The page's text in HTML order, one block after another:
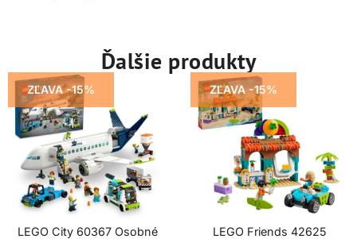
Ďalšie produkty
ZĽAVA -15%
LEGO City 60367 Osobné
ZĽAVA -15%
LEGO Friends 42625